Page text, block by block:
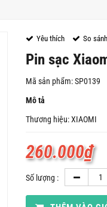
Yêu thích So sánh
Pin sạc
Mã sản phẩm: SP0139
Mô tả
Thương hiệu: XIAOMI
260.000₫
Số lượng :